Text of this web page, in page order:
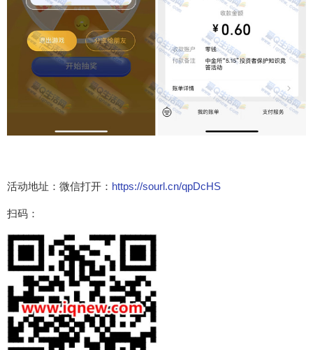
活动地址：微信打开： https://sourl.cn/qpDcHS
扫码：